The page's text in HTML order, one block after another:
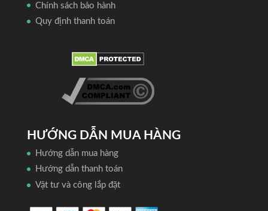
Chính sách bảo hành
Quy định thanh toán
HƯỚNG DẪN MUA HÀNG
Hướng dẫn mua hàng
Hướng dẫn thanh toán
Vật tư và công lắp đặt